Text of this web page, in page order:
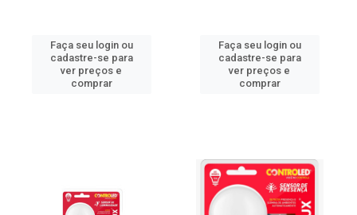
Faça seu login ou
cadastre-se para
ver preços e
comprar
Faça seu login ou
cadastre-se para
ver preços e
comprar